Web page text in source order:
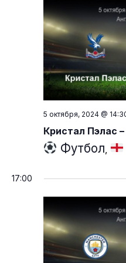
5 октября, 2024 @
Кристал Пэлас
Футбол,
17:00